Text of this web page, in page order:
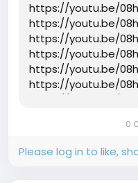
https://youtu.be/
https://youtu.be/
https://youtu.be/
https://youtu.be/
https://youtu.be/
https://youtu.be/
https://youtu.be/
https://youtu.be/
https://youtu.be/
0
Please log in to like,